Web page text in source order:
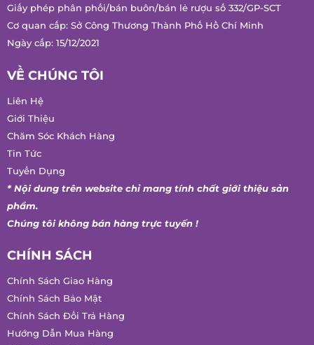
Giấy phép phân phối/bán buôn/bán lẻ rượu số 332/GP-SCT
Cơ quan cấp: Sở Công Thương Thành Phố Hồ Chí Minh
Ngày cấp: 15/12/2021
VỀ CHÚNG TÔI
Liên Hệ
Giới Thiệu
Chăm Sóc Khách Hàng
Tin Tức
Tuyển Dụng
* Nội dung trên website chỉ mang tính chất giới thiệu sản
phẩm.
Chúng tôi không bán hàng trực tuyến !
CHÍNH SÁCH
Chính Sách Giao Hàng
Chính Sách Bảo Mật
Chính Sách Đổi Trả Hàng
Hướng Dẫn Mua Hàng